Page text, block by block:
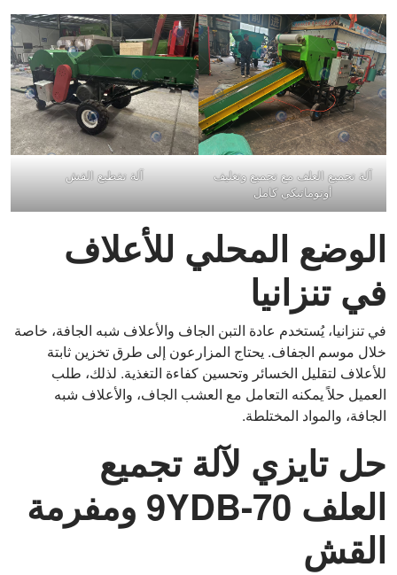
آلة تجميع العلف مع تجميع وتغليف
أوتوماتيكي كامل
آلة تقطيع القش
الوضع المحلي للأعلاف
في تنزانيا
في تنزانيا، يُستخدم عادة التبن الجاف والأعلاف شبه الجافة، خاصة
خلال موسم الجفاف. يحتاج المزارعون إلى طرق تخزين ثابتة
للأعلاف لتقليل الخسائر وتحسين كفاءة التغذية. لذلك، طلب
العميل حلاً يمكنه التعامل مع العشب الجاف، والأعلاف شبه
الجافة، والمواد المختلطة.
حل تايزي لآلة تجميع
العلف 9YDB-70 ومفرمة
القش